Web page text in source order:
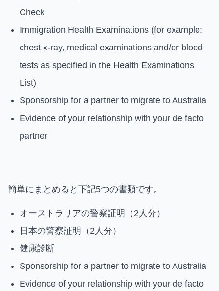
Check
Immigration Health Examinations (for example:
chest x-ray, medical examinations and/or blood
tests as specified in the Health Examinations
List)
Sponsorship for a partner to migrate to Australia
Evidence of your relationship with your de facto
partner
簡単にまとめると下記5つの書類です。
オーストラリアの警察証明（2人分）
日本の警察証明（2人分）
健康診断
Sponsorship for a partner to migrate to Australia
Evidence of your relationship with your de facto